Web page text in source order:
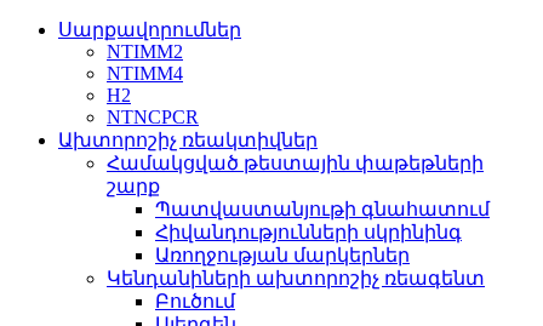
Սարքավորումներ
NTIMM2
NTIMM4
H2
NTNCPCR
Ախտորոշիչ ռեակտիվներ
Համակցված թեստային փաթեթների
շարք
Պատվաստանյութի գնահատում
Հիվանդությունների սկրինինգ
Առողջության մարկերներ
Կենդանիների ախտորոշիչ ռեագենտ
Բուծում